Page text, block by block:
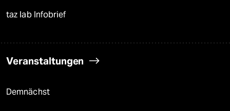
taz lab Infobrief
Veranstaltungen
Demnächst